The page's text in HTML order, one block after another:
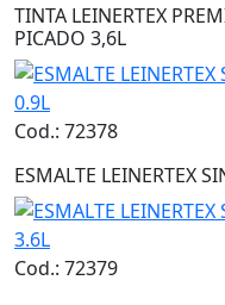
TINTA LEINERTEX
PICADO 3,6L
Cod.: 72378
ESMALTE LEINERTEX
Cod.: 72379